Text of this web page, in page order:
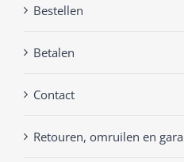
Bestellen
Betalen
Contact
Retouren, omruilen en